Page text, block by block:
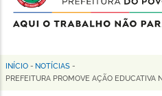
de
Horizonte
Trilha
INÍCIO - NOTÍCIAS -
PREFEITURA PROMOVE AÇÃO EDUCATIVA